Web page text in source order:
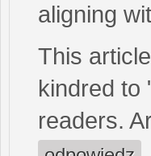
aligning
This
kindred to
readers.